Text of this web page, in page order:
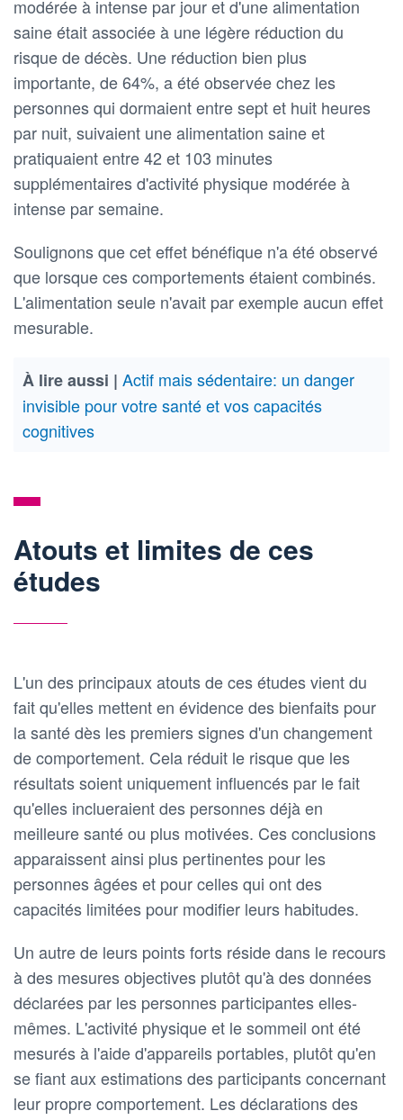
modérée à intense par jour et d'une alimentation
saine était associée à une légère réduction du
risque de décès. Une réduction bien plus
importante, de 64%, a été observée chez les
personnes qui dormaient entre sept et huit heures
par nuit, suivaient une alimentation saine et
pratiquaient entre 42 et 103 minutes
supplémentaires d'activité physique modérée à
intense par semaine.
Soulignons que cet effet bénéfique n'a été observé
que lorsque ces comportements étaient combinés.
L'alimentation seule n'avait par exemple aucun effet
mesurable.
À lire aussi | Actif mais sédentaire: un danger
invisible pour votre santé et vos capacités
cognitives
Atouts et limites de ces
études
L'un des principaux atouts de ces études vient du
fait qu'elles mettent en évidence des bienfaits pour
la santé dès les premiers signes d'un changement
de comportement. Cela réduit le risque que les
résultats soient uniquement influencés par le fait
qu'elles inclueraient des personnes déjà en
meilleure santé ou plus motivées. Ces conclusions
apparaissent ainsi plus pertinentes pour les
personnes âgées et pour celles qui ont des
capacités limitées pour modifier leurs habitudes.
Un autre de leurs points forts réside dans le recours
à des mesures objectives plutôt qu'à des données
déclarées par les personnes participantes elles-
mêmes. L'activité physique et le sommeil ont été
mesurés à l'aide d'appareils portables, plutôt qu'en
se fiant aux estimations des participants concernant
leur propre comportement. Les déclarations des